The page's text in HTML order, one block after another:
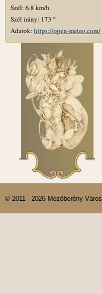
Szél: 6.8 km/h
Szél irány: 173 °
Adatok: https://open-meteo.com/
© 2011 - 2026 Mezőberény Város